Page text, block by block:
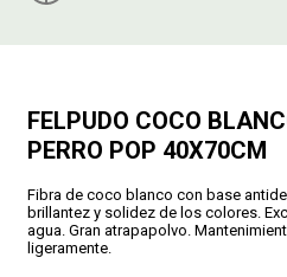
FELPUDO COCO
PERRO POP 40X70CM
Fibra de coco blanco con base
brillantez y solidez de los colores.
agua. Gran atrapapolvo.
ligeramente.
FORMAS